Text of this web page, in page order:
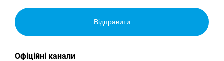
Відправити
Офіційні канали